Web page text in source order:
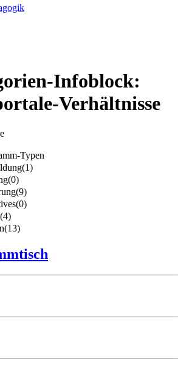
Infoblock:
Verhältnisse
Typen
(1)
(0)
(9)
(0)
(4)
(13)